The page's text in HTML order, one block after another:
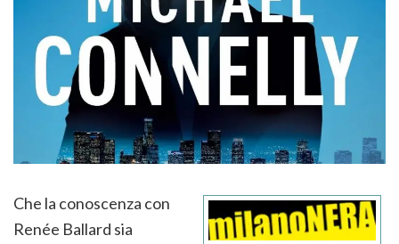
Che la conoscenza con
Renée Ballard sia